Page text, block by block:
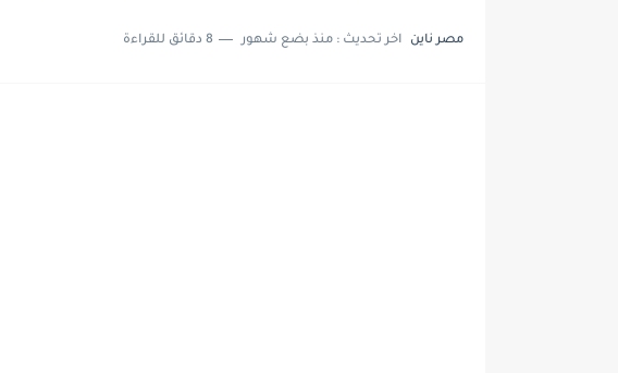
مصر ناين اخر تحديث : منذ بضع شهور 8 دقائق للقراءة